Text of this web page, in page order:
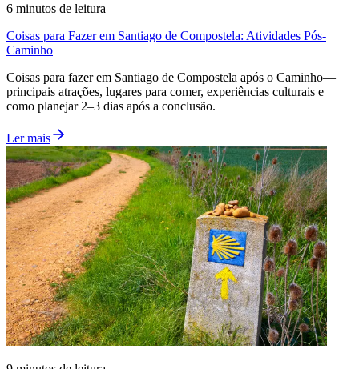
6 minutos de leitura
Coisas para Fazer em Santiago de Compostela: Atividades Pós-
Caminho
Coisas para fazer em Santiago de Compostela após o Caminho—
principais atrações, lugares para comer, experiências culturais e
como planejar 2–3 dias após a conclusão.
Ler mais